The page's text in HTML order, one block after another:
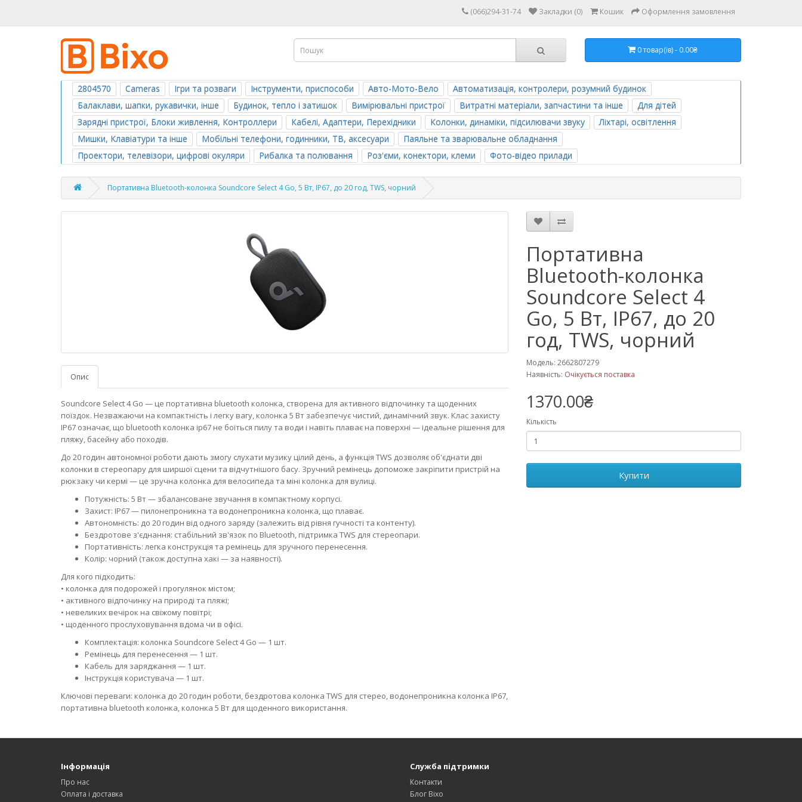
(066)294-31-74 Закладки (0) Кошик Оформлення замовлення
0 товар(ів) - 0.00₴
2804570 Cameras Ігри та розваги Інструменти, приспособи Авто-Мото-Вело
Автоматизація, контролери, розумний будинок
Балаклави, шапки, рукавички, інше
Будинок, тепло і затишок Вимірювальні пристрої Витратні матеріали, запчастини та інше
Для дітей
Зарядні пристрої, Блоки живлення, Контроллери
Кабелі, Адаптери, Перехідники Колонки, динаміки, підсилювачи звуку
Ліхтарі, освітлення
Мишки, Клавіатури та інше
Мобільні телефони, годинники, ТВ, аксесуари
Паяльне та зварювальне обладнання
Проектори, телевізори, цифрові окуляри
Рибалка та полювання Роз'єми, конектори, клеми Фото-відео прилади
Портативна Bluetooth-колонка Soundcore Select 4 Go, 5 Вт, IP67, до 20 год, TWS, чорний
Опис
Soundcore Select 4 Go — це портативна bluetooth колонка, створена для активного відпочинку та щоденних
поїздок. Незважаючи на компактність і легку вагу, колонка 5 Вт забезпечує чистий, динамічний звук. Клас захисту
IP67 означає, що bluetooth колонка ip67 не боїться пилу та води і навіть плаває на поверхні — ідеальне рішення для
пляжу, басейну або походів.
До 20 годин автономної роботи дають змогу слухати музику цілий день, а функція TWS дозволяє об'єднати дві
колонки в стереопару для ширшої сцени та відчутнішого басу. Зручний ремінець допоможе закріпити пристрій на
рюкзаку чи кермі — це зручна колонка для велосипеда та міні колонка для вулиці.
Потужність: 5 Вт — збалансоване звучання в компактному корпусі.
Захист: IP67 — пилонепроникна та водонепроникна колонка, що плаває.
Автономність: до 20 годин від одного заряду (залежить від рівня гучності та контенту).
Бездротове з'єднання: стабільний зв'язок по Bluetooth, підтримка TWS для стереопари.
Портативність: легка конструкція та ремінець для зручного перенесення.
Колір: чорний (також доступна хакі — за наявності).
Для кого підходить:
• колонка для подорожей і прогулянок містом;
• активного відпочинку на природі та пляжі;
• невеликих вечірок на свіжому повітрі;
• щоденного прослуховування вдома чи в офісі.
Комплектація: колонка Soundcore Select 4 Go — 1 шт.
Ремінець для перенесення — 1 шт.
Кабель для заряджання — 1 шт.
Інструкція користувача — 1 шт.
Ключові переваги: колонка до 20 годин роботи, бездротова колонка TWS для стерео, водонепроникна колонка IP67,
портативна bluetooth колонка, колонка 5 Вт для щоденного використання.
Портативна
Bluetooth-колонка
Soundcore Select 4
Go, 5 Вт, IP67, до 20
год, TWS, чорний
Модель: 2662807279
Наявність: Очікується поставка
1370.00₴
Кількість
Купити
Інформація
Про нас
Оплата і доставка
Служба підтримки
Контакти
Блог Bixo